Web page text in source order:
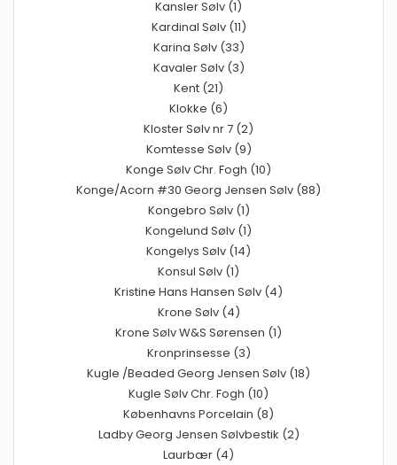
Kansler Sølv (1)
Kardinal Sølv (11)
Karina Sølv (33)
Kavaler Sølv (3)
Kent (21)
Klokke (6)
Kloster Sølv nr 7 (2)
Komtesse Sølv (9)
Konge Sølv Chr. Fogh (10)
Konge/Acorn #30 Georg Jensen Sølv (88)
Kongebro Sølv (1)
Kongelund Sølv (1)
Kongelys Sølv (14)
Konsul Sølv (1)
Kristine Hans Hansen Sølv (4)
Krone Sølv (4)
Krone Sølv W&S Sørensen (1)
Kronprinsesse (3)
Kugle /Beaded Georg Jensen Sølv (18)
Kugle Sølv Chr. Fogh (10)
Københavns Porcelain (8)
Ladby Georg Jensen Sølvbestik (2)
Laurbær (4)